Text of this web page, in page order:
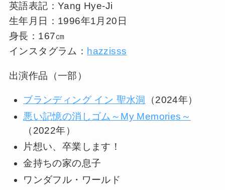
英語表記：Yang Hye-Ji
生年月日：1996年1月20日
身長：167㎝
インスタグラム： hazzisss
出演作品（一部）
ブランディング イン 聖水洞
（2024年）
悪い記憶の消しゴム～My Memories～
（2022年）
片想い、卒業します！
金持ちの家の息子
ワンダフル・ワールド